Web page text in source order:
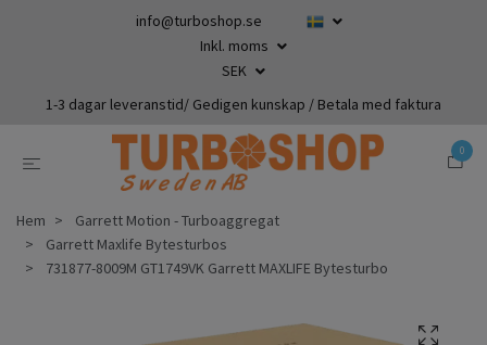
info@turboshop.se
Inkl. moms
SEK
1-3 dagar leveranstid/ Gedigen kunskap / Betala med faktura
0
Hem
Garrett Motion - Turboaggregat
Garrett Maxlife Bytesturbos
731877-8009M GT1749VK Garrett MAXLIFE Bytesturbo